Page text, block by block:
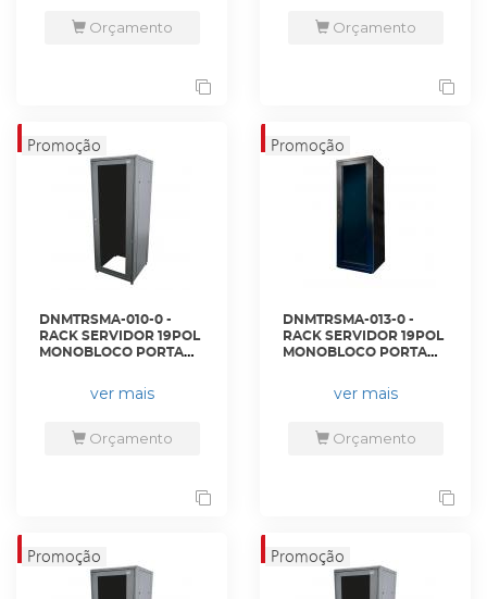
Orçamento Orçamento
DNMTRSMA-010-0 -
RACK SERVIDOR 19POL
MONOBLOCO PORTA
600 PRETO S/ GUIAS -
DN-4398 - D-NET
ver mais
Orçamento
DNMTRSMA-013-0 -
RACK SERVIDOR 19POL
MONOBLOCO PORTA
1100 PRETO S/ GUIAS -
DN-NRPS36 - D-NET
ver mais
Orçamento